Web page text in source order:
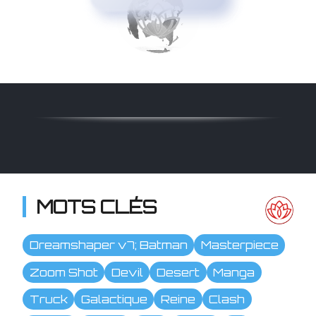
MOTS CLÉS
Dreamshaper v7; Batman
Masterpiece
Zoom Shot
Devil Desert
Manga
Truck
Galactique Reine Clash